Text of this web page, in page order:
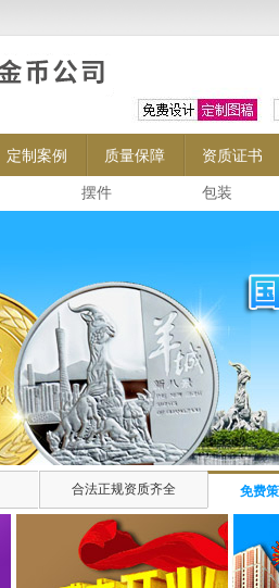
定制案例 质量保障 资质证书
摆件 包装
合法正规资质齐全 免费